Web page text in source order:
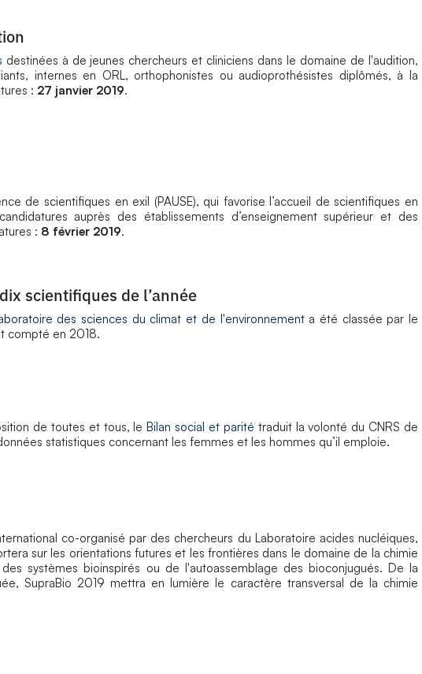
destinées à de jeunes chercheurs et cliniciens dans le domaine de l'audition,
internes en ORL, orthophonistes ou audioprothésistes diplômés, à la
: 27 janvier 2019.
de scientifiques en exil (PAUSE), qui favorise l’accueil de scientifiques en
auprès des établissements d’enseignement supérieur et des
: 8 février 2019.
scientifiques de l’année
des sciences du climat et de l'environnementa été classée par le
compté en 2018.
de toutes et tous, le Bilan social et parité traduit la volonté du CNRS de
statistiques concernant les femmes et les hommes qu’il emploie.
co-organisé par des chercheurs du Laboratoire acides nucléiques,
sur les orientations futures et les frontières dans le domaine de la chimie
systèmes bioinspirés ou de l'autoassemblage des bioconjugués. De la
SupraBio 2019 mettra en lumière le caractère transversal de la chimie